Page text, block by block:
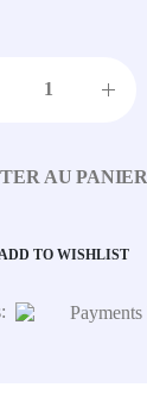
AU PANIER
TO WISHLIST